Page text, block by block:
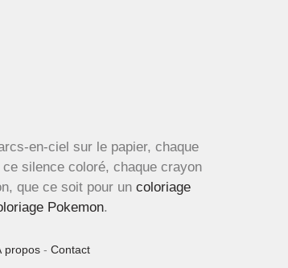
en-ciel sur le papier, chaque
silence coloré, chaque crayon
que ce soit pour un coloriage
Pokemon.
propos - Contact